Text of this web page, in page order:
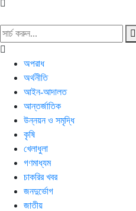
অপরাধ
অর্থনীতি
আইন-আদালত
আন্তর্জাতিক
উন্নয়ন ও সমৃদ্ধি
কৃষি
খেলাধুলা
গণমাধ্যম
চাকরির খবর
জনদুর্ভোগ
জাতীয়